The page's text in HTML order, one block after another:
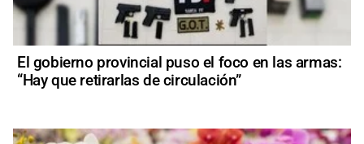
El gobierno provincial puso el foco en las armas:
“Hay que retirarlas de circulación”